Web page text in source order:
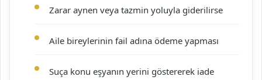
Zarar aynen veya tazmin yoluyla giderilirse
Aile bireylerinin fail adına ödeme yapması
Suça konu eşyanın yerini göstererek iade